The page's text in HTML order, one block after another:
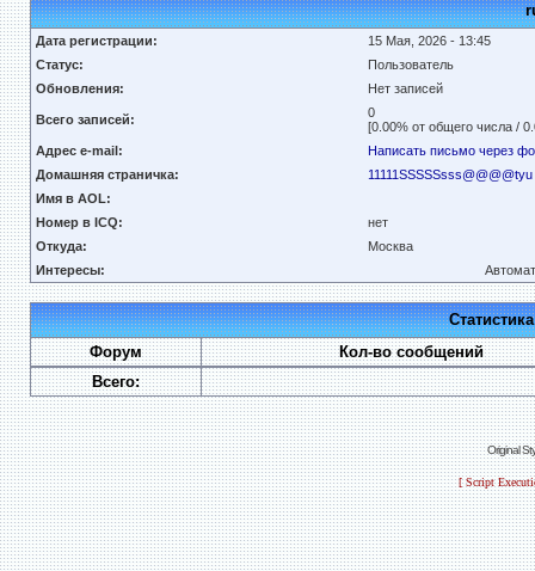
Дата регистрации:
15 Мая, 2026 - 13:45
Статус:
Пользователь
Обновления:
Нет записей
Всего записей:
0
[0.00% от общего числа /
Адрес e-mail:
Написать письмо через
Домашняя страничка:
11111SSSSSsss@@@@tyu
Имя в AOL:
Номер в ICQ:
нет
Откуда:
Москва
Интересы:
Форум
Кол-во сообщений
Всего:
Original
[ Script